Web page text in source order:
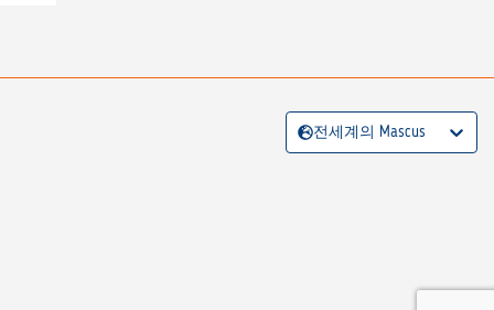
전세계의 Mascus